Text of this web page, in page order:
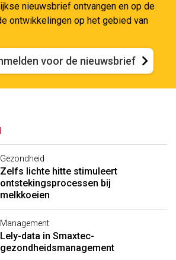
nieuwsbrief ontvangen en op de
ontwikkelingen op het gebied van
voor de nieuwsbrief
Gezondheid
Zelfs lichte hitte stimuleert
ontstekingsprocessen bij
melkkoeien
Management
Lely-data in Smaxtec-
gezondheidsmanagement